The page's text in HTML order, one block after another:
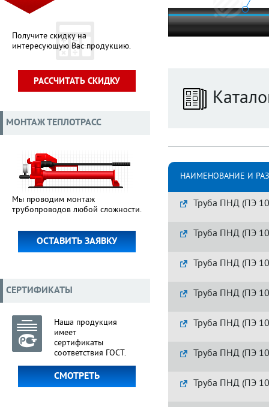
НАИМЕНОВАНИЕ И
Труба ПНД (ПЭ
Труба ПНД (ПЭ
Труба ПНД (ПЭ
Труба ПНД (ПЭ
Труба ПНД (ПЭ
Труба ПНД (ПЭ
Труба ПНД (ПЭ
Получите скидку на
интересующую Вас продукцию.
РАССЧИТАТЬ СКИДКУ
МОНТАЖ ТЕПЛОТРАСС
Мы проводим монтаж
трубопроводов любой сложности.
ОСТАВИТЬ ЗАЯВКУ
СЕРТИФИКАТЫ
Наша продукция
имеет
сертификаты
соответствия ГОСТ.
СМОТРЕТЬ